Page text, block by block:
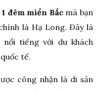
đêm miền Bắcmà bạn
là Hạ Long. Đây là
tiếng với du khách
tế.
công nhận là di sản